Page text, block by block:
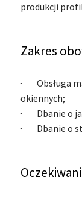
produkcji
Zakres
· Obsługa
okiennych;
· Dbanie o
· Dbanie o